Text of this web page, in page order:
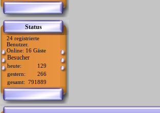
Status
24 registrierte
Benutzer.
Online: 16 Gäste
Besucher
heute:
129
gestern:
266
gesamt: 791889